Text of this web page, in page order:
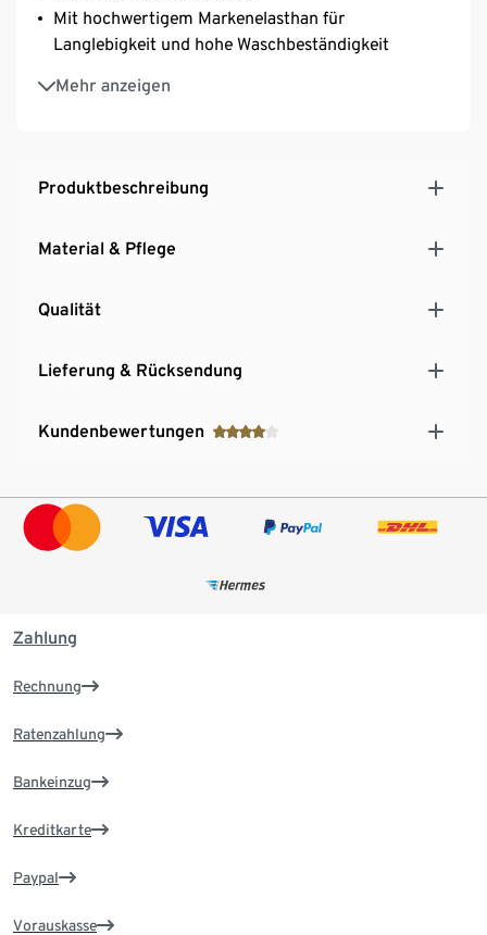
Mit hochwertigem Markenelasthan für
Langlebigkeit und hohe Waschbeständigkeit
Mehr anzeigen
Längenverstellbare Träger
3-fach verstellbarer SoftSeal®-Häkchenverschluss
Produktbeschreibung
Material & Pflege
Qualität
Lieferung & Rücksendung
Kundenbewertungen
Zahlung
Rechnung
Ratenzahlung
Bankeinzug
Kreditkarte
Paypal
Vorauskasse